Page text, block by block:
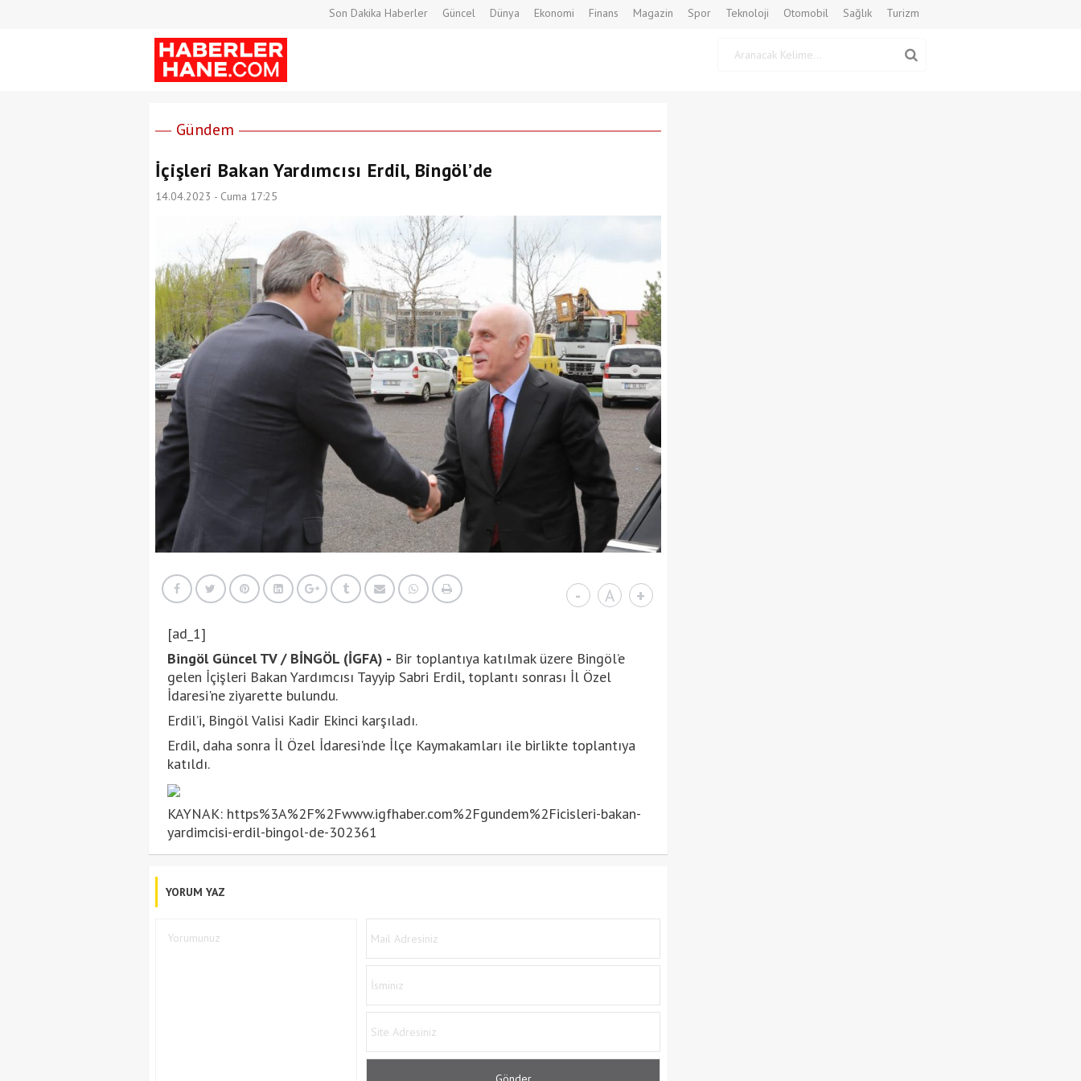
Son Dakika Haberler Güncel Dünya Ekonomi Finans Magazin Spor Teknoloji Otomobil Sağlık Turizm
Gündem
İçişleri Bakan Yardımcısı Erdil, Bingöl’de
14.04.2023 - Cuma 17:25
- A +
[ad_1]
Bingöl Güncel TV / BİNGÖL (İGFA) - Bir toplantıya katılmak üzere Bingöl’e
gelen İçişleri Bakan Yardımcısı Tayyip Sabri Erdil, toplantı sonrası İl Özel
İdaresi'ne ziyarette bulundu.
Erdil’i, Bingöl Valisi Kadir Ekinci karşıladı.
Erdil, daha sonra İl Özel İdaresi'nde İlçe Kaymakamları ile birlikte toplantıya
katıldı.
KAYNAK: https%3A%2F%2Fwww.igfhaber.com%2Fgundem%2Ficisleri-bakan-
yardimcisi-erdil-bingol-de-302361
YORUM YAZ